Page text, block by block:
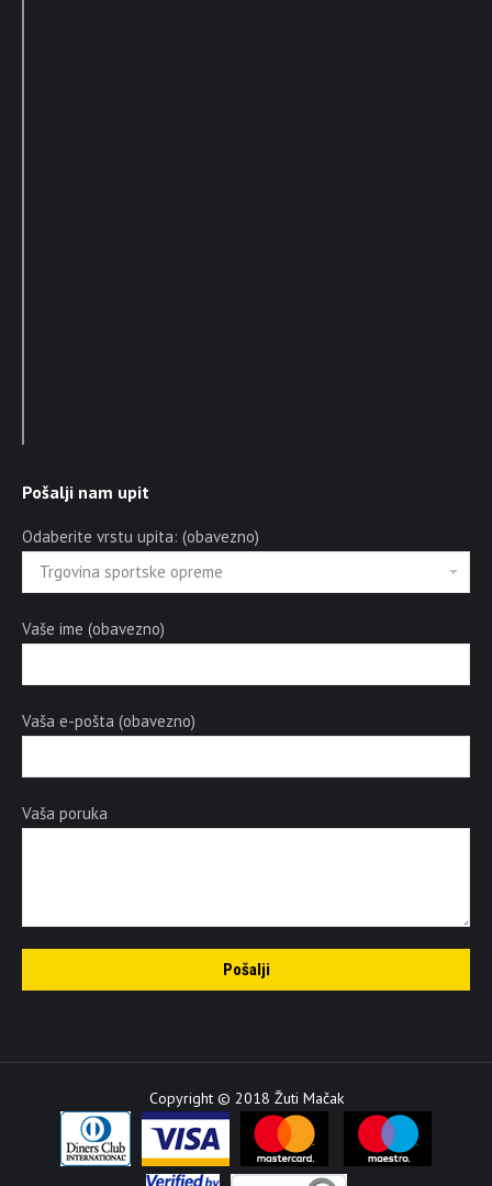
Pošalji nam upit
Odaberite vrstu upita: (obavezno)
Vaše ime (obavezno)
Vaša e-pošta (obavezno)
Vaša poruka
Copyright © 2018 Žuti Mačak